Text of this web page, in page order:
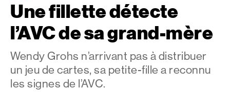
Une fillette détecte
l’AVC de sa grand-mère
Wendy Grohs n’arrivant pas à distribuer
un jeu de cartes, sa petite-fille a reconnu
les signes de l’AVC.